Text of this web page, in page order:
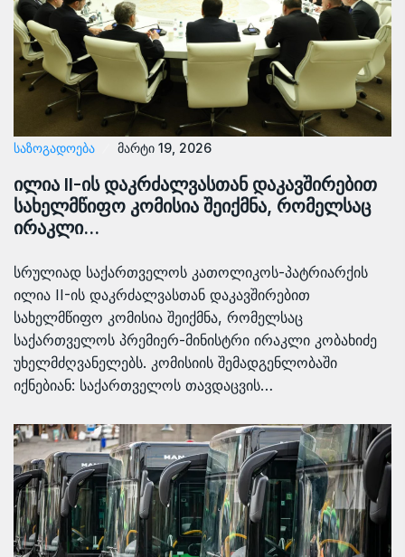
ᲡᲐᲖᲝᲒᲐᲓᲝᲔᲑᲐ მარტი 19, 2026
ილია II-ის დაკრძალვასთან დაკავშირებით
სახელმწიფო კომისია შეიქმნა, რომელსაც
ირაკლი…
სრულიად საქართველოს კათოლიკოს-პატრიარქის
ილია II-ის დაკრძალვასთან დაკავშირებით
სახელმწიფო კომისია შეიქმნა, რომელსაც
საქართველოს პრემიერ-მინისტრი ირაკლი კობახიძე
უხელმძღვანელებს. კომისიის შემადგენლობაში
იქნებიან: საქართველოს თავდაცვის…